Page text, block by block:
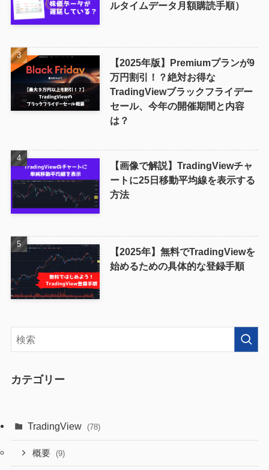
ルタイムデータ月額購読手順）
【2025年版】Premiumプランが9
万円割引！？絶対お得な
TradingViewブラックフライデー
セール、今年の開催期間と内容
は？
【画像で解説】TradingViewチャ
ートに25日移動平均線を表示する
方法
【2025年】無料でTradingViewを
始めるための具体的な登録手順
カテゴリー
TradingView (78)
概要 (9)